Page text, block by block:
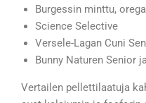
Burgessin minttu,
Science Selective
Versele-Lagan Cuni
Bunny Naturen Senior
Vertailen pellettilaatuja